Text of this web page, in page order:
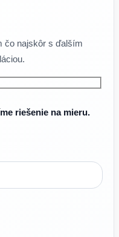
čo najskôr s ďalším
riešenie na mieru.